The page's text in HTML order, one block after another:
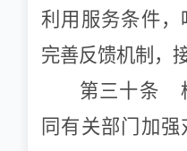
利用服务条件，
完善反馈机制，
第三十条
同有关部门加